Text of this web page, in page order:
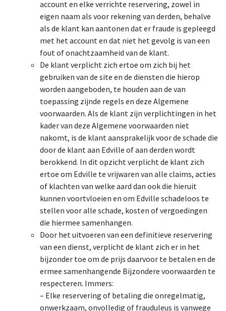
account en elke verrichte reservering, zowel in
eigen naam als voor rekening van derden, behalve
als de klant kan aantonen dat er fraude is gepleegd
met het account en dat niet het gevolg is van een
fout of onachtzaamheid van de klant.
De klant verplicht zich ertoe om zich bij het
gebruiken van de site en de diensten die hierop
worden aangeboden, te houden aan de van
toepassing zijnde regels en deze Algemene
voorwaarden. Als de klant zijn verplichtingen in het
kader van deze Algemene voorwaarden niet
nakomt, is de klant aansprakelijk voor de schade die
door de klant aan Edville of aan derden wordt
berokkend. In dit opzicht verplicht de klant zich
ertoe om Edville te vrijwaren van alle claims, acties
of klachten van welke aard dan ook die hieruit
kunnen voortvloeien en om Edville schadeloos te
stellen voor alle schade, kosten of vergoedingen
die hiermee samenhangen.
Door het uitvoeren van een definitieve reservering
van een dienst, verplicht de klant zich er in het
bijzonder toe om de prijs daarvoor te betalen en de
ermee samenhangende Bijzondere voorwaarden te
respecteren. Immers:
– Elke reservering of betaling die onregelmatig,
onwerkzaam, onvolledig of frauduleus is vanwege